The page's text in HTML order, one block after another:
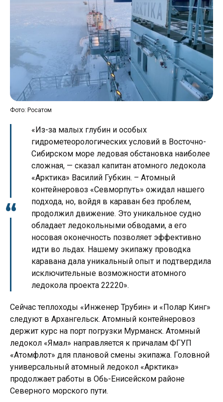
Фото: Росатом
«Из-за малых глубин и особых
гидрометеорологических условий в Восточно-
Сибирском море ледовая обстановка наиболее
сложная, — сказал капитан атомного ледокола
«Арктика» Василий Губкин. – Атомный
контейнеровоз «Севморпуть» ожидал нашего
подхода, но, войдя в караван без проблем,
продолжил движение. Это уникальное судно
обладает ледокольными обводами, а его
носовая оконечность позволяет эффективно
идти во льдах. Нашему экипажу проводка
каравана дала уникальный опыт и подтвердила
исключительные возможности атомного
ледокола проекта 22220».
Сейчас теплоходы «Инженер Трубин» и «Полар Кинг»
следуют в Архангельск. Атомный контейнеровоз
держит курс на порт погрузки Мурманск. Атомный
ледокол «Ямал» направляется к причалам ФГУП
«Атомфлот» для плановой смены экипажа. Головной
универсальный атомный ледокол «Арктика»
продолжает работы в Обь-Енисейском районе
Северного морского пути.